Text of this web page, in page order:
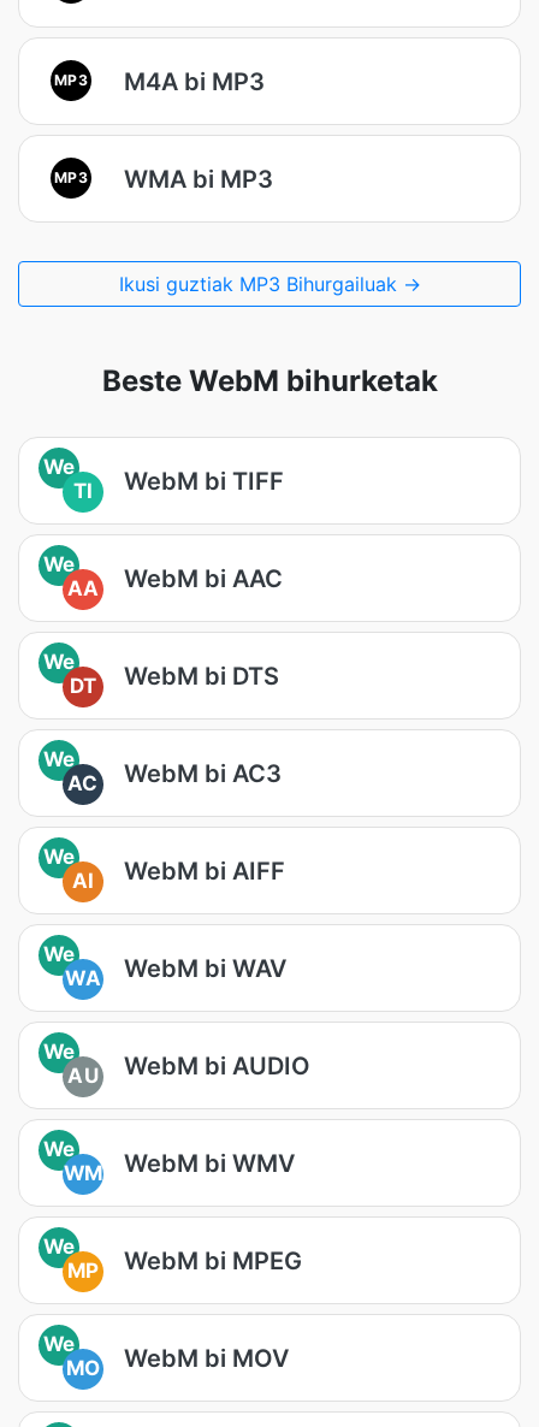
MP3 M4A bi MP3
MP3 WMA bi MP3
Ikusi guztiak MP3 Bihurgailuak →
Beste WebM bihurketak
We
TI
WebM bi TIFF
We
AA
WebM bi AAC
We
DT
WebM bi DTS
We
AC
WebM bi AC3
We
AI
WebM bi AIFF
We
WA
WebM bi WAV
We
AU
WebM bi AUDIO
We
WM
WebM bi WMV
We
MP
WebM bi MPEG
We
MO
WebM bi MOV